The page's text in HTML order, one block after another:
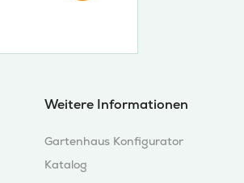
Weitere Informationen
Gartenhaus Konfigurator
Katalog